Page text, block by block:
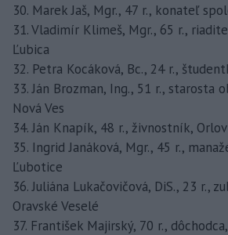
30. Marek Jaš, Mgr., 47 r., konateľ
31. Vladimír Klimeš, Mgr., 65 r.,
Ľubica
32. Petra Kocáková, Bc., 24 r.,
33. Ján Brozman, Ing., 51 r., starosta
Nová Ves
34. Ján Knapík, 48 r., živnostník, Orlov
35. Ingrid Janáková, Mgr., 45 r.,
Ľubotice
36. Juliána Lukačovičová, DiS., 23 r.,
Oravské Veselé
37. František Majirský, 70 r.,